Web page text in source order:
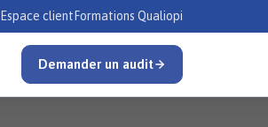
Espace client Formations Qualiopi
Demander un audit